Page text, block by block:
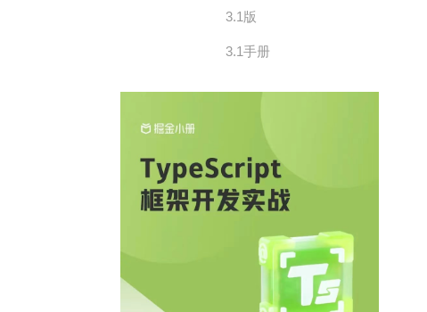
3.1版
3.1手册